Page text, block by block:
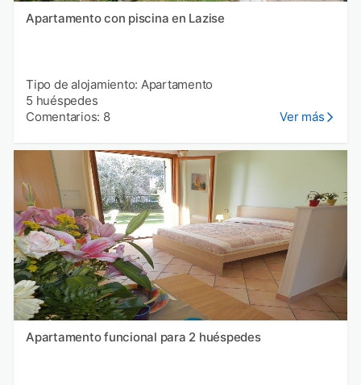
Apartamento con piscina en Lazise
Tipo de alojamiento: Apartamento
5 huéspedes
Comentarios: 8
Ver más
Apartamento funcional para 2 huéspedes